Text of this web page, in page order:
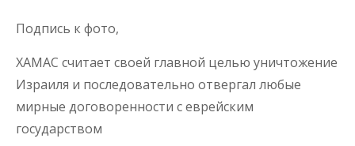
Подпись к фото,
ХАМАС считает своей главной целью уничтожение
Израиля и последовательно отвергал любые
мирные договоренности с еврейским
государством